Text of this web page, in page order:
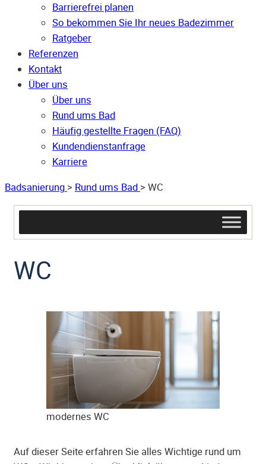
Barrierefrei planen
So bekommen Sie Ihr neues Badezimmer
Ratgeber
Referenzen
Kontakt
Über uns
Über uns
Rund ums Bad
Häufig gestellte Fragen (FAQ)
Kunden­dienst­anfrage
Karriere
Badsanierung > Rund ums Bad > WC
WC
modernes WC
Auf dieser Seite erfahren Sie alles Wichtige rund um